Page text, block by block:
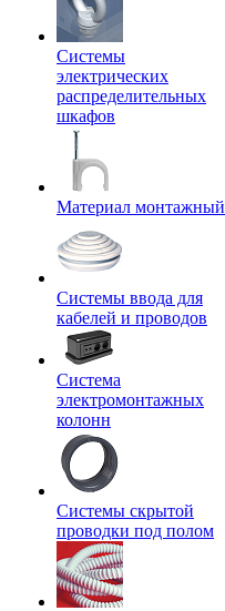
Системы
электрических
распределительных
шкафов
Материал монтажный
Системы ввода для
кабелей и проводов
Система
электромонтажных
колонн
Системы скрытой
проводки под полом